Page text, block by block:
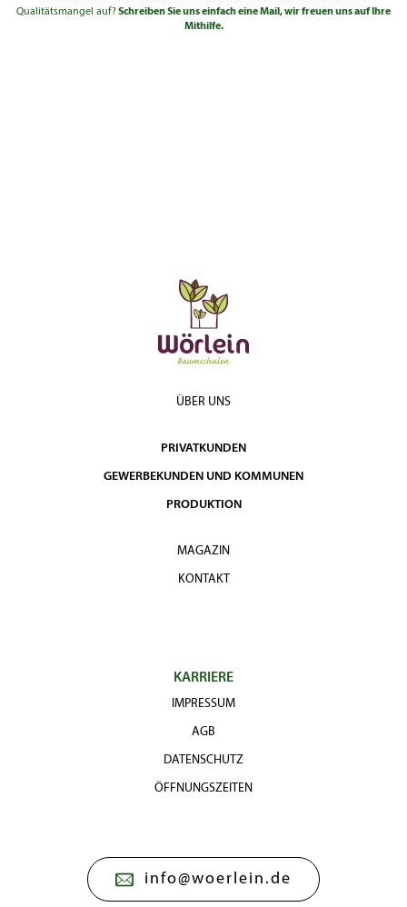
Qualitätsmangel auf?Schreiben Sie uns einfach eine Mail, wir freuen uns auf Ihre
Mithilfe.
ÜBER UNS
PRIVATKUNDEN
GEWERBEKUNDEN UND KOMMUNEN
PRODUKTION
MAGAZIN
KONTAKT
KARRIERE
IMPRESSUM
AGB
DATENSCHUTZ
ÖFFNUNGSZEITEN
info@woerlein.de